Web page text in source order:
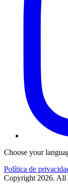
Choose your
Política de
Copyright 2026. All